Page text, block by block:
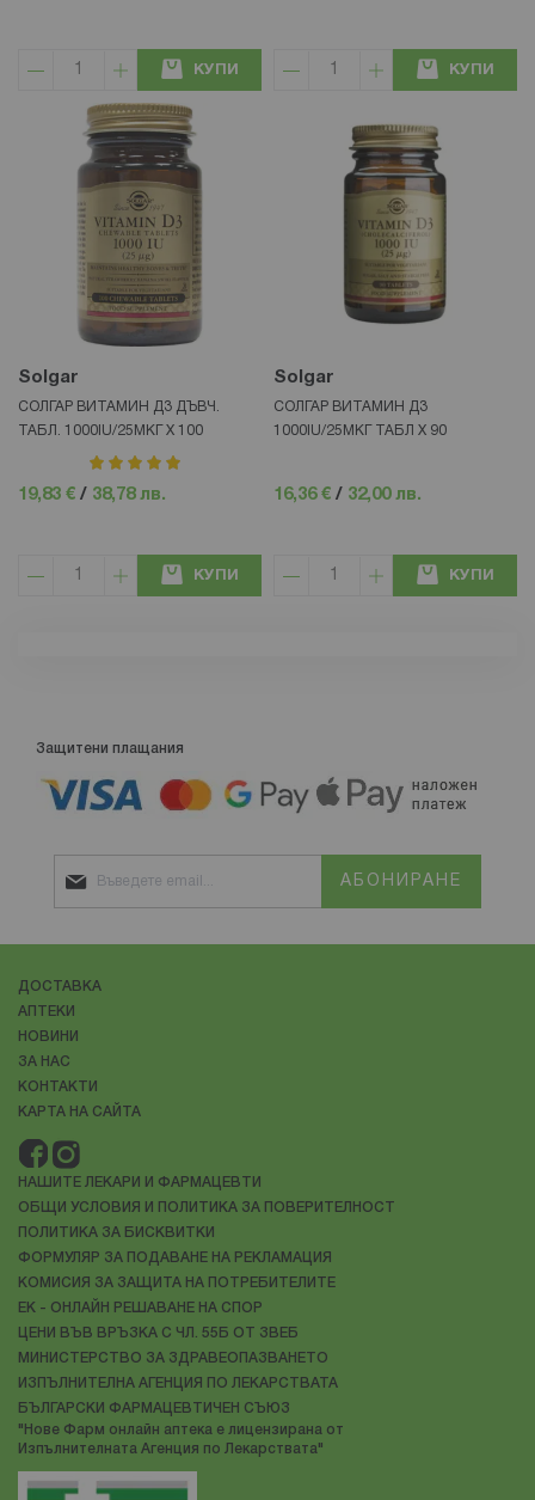
КУПИ КУПИ
Solgar
СОЛГАР ВИТАМИН Д3 ДЪВЧ.
ТАБЛ. 1000IU/25МКГ Х 100
рейтинг:
19,83 € / 38,78 лв.
КУПИ
Solgar
СОЛГАР ВИТАМИН Д3
1000IU/25МКГ ТАБЛ Х 90
16,36 € / 32,00 лв.
КУПИ
Защитени плащания
АБОНИРАНЕ
ДОСТАВКА
АПТЕКИ
НОВИНИ
ЗА НАС
КОНТАКТИ
КАРТА НА САЙТА
НАШИТЕ ЛЕКАРИ И ФАРМАЦЕВТИ
ОБЩИ УСЛОВИЯ И ПОЛИТИКА ЗА ПОВЕРИТЕЛНОСТ
ПОЛИТИКА ЗА БИСКВИТКИ
ФОРМУЛЯР ЗА ПОДАВАНЕ НА РЕКЛАМАЦИЯ
КОМИСИЯ ЗА ЗАЩИТА НА ПОТРЕБИТЕЛИТЕ
ЕК - ОНЛАЙН РЕШАВАНЕ НА СПОР
ЦЕНИ ВЪВ ВРЪЗКА С ЧЛ. 55Б ОТ ЗВЕБ
МИНИСТЕРСТВО ЗА ЗДРАВЕОПАЗВАНЕТО
ИЗПЪЛНИТЕЛНА АГЕНЦИЯ ПО ЛЕКАРСТВАТА
БЪЛГАРСКИ ФАРМАЦЕВТИЧЕН СЪЮЗ
"Нове Фарм онлайн аптека е лицензирана от
Изпълнителната Агенция по Лекарствата"